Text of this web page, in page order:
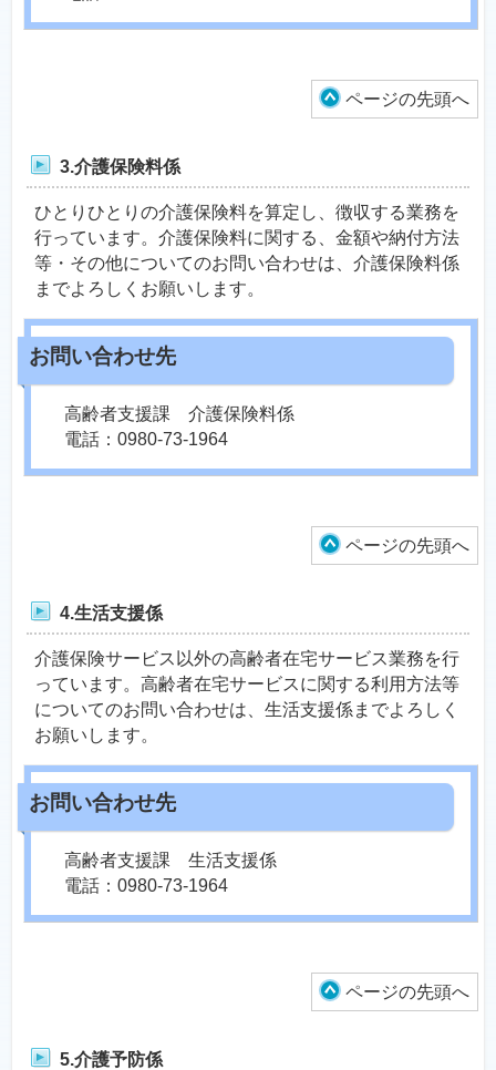
ページの先頭へ
3.介護保険料係
ひとりひとりの介護保険料を算定し、徴収する業務を
行っています。介護保険料に関する、金額や納付方法
等・その他についてのお問い合わせは、介護保険料係
までよろしくお願いします。
高齢者支援課 介護保険料係
電話：0980-73-1964
ページの先頭へ
4.生活支援係
介護保険サービス以外の高齢者在宅サービス業務を行
っています。高齢者在宅サービスに関する利用方法等
についてのお問い合わせは、生活支援係までよろしく
お願いします。
高齢者支援課 生活支援係
電話：0980-73-1964
ページの先頭へ
5.介護予防係